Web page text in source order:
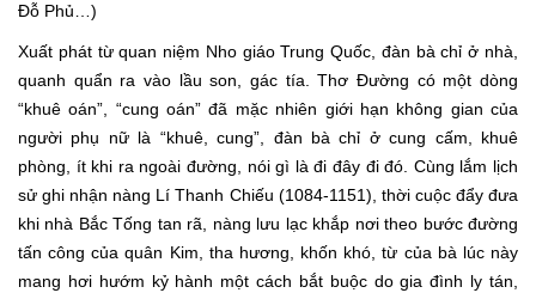
Đỗ Phủ…)
Xuất phát từ quan niệm Nho giáo Trung Quốc, đàn bà chỉ ở nhà,
quanh quẩn ra vào lầu son, gác tía. Thơ Đường có một dòng
“khuê oán”, “cung oán” đã mặc nhiên giới hạn không gian của
người phụ nữ là “khuê, cung”, đàn bà chỉ ở cung cấm, khuê
phòng, ít khi ra ngoài đường, nói gì là đi đây đi đó. Cùng lắm lịch
sử ghi nhận nàng Lí Thanh Chiếu (1084-1151), thời cuộc đẩy đưa
khi nhà Bắc Tống tan rã, nàng lưu lạc khắp nơi theo bước đường
tấn công của quân Kim, tha hương, khốn khó, từ của bà lúc này
mang hơi hướm kỷ hành một cách bắt buộc do gia đình ly tán,